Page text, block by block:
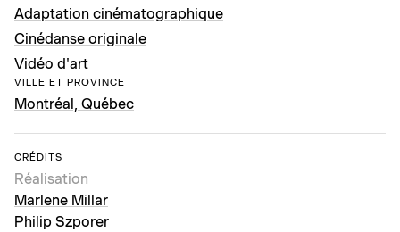
Adaptation cinématographique
Cinédanse originale
Vidéo d'art
VILLE ET PROVINCE
Montréal, Québec
CRÉDITS
Réalisation
Marlene Millar
Philip Szporer